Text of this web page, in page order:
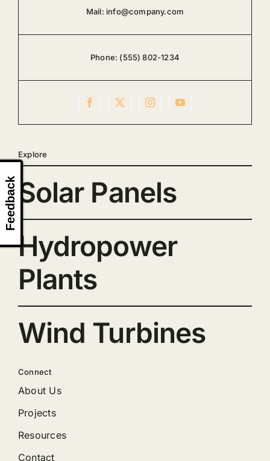
Mail: info@company.com
Phone: (555) 802-1234
Explore
Solar Panels
Hydropower
Plants
Wind Turbines
Connect
About Us
Projects
Resources
Contact
Feedback